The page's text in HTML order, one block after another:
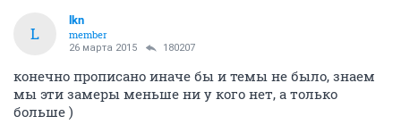
L
lkn
member
26 марта 2015 180207
конечно прописано иначе бы и темы не было, знаем
мы эти замеры меньше ни у кого нет, а только
больше )